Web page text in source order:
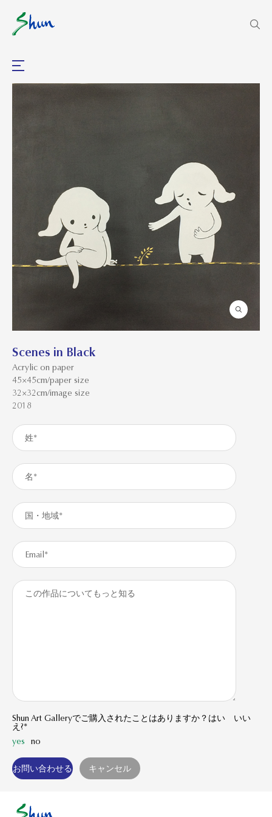
Scenes in Black
Acrylic on paper
45×45cm/paper size
32×32cm/image size
2018
Shun Art Galleryでご購入されたことはありますか？はい いい
え?*
yes
no